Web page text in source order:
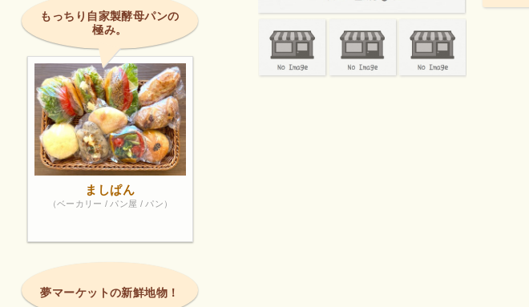
もっちり自家製酵母パンの
極み。
ましぱん
（ベーカリー / パン屋 / パン）
夢マーケットの新鮮地物！